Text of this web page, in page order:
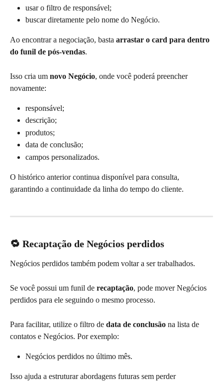
usar o filtro de responsável;
buscar diretamente pelo nome do Negócio.
Ao encontrar a negociação, basta arrastar o card para dentro
do funil de pós-vendas.
Isso cria um novo Negócio, onde você poderá preencher
novamente:
responsável;
descrição;
produtos;
data de conclusão;
campos personalizados.
O histórico anterior continua disponível para consulta,
garantindo a continuidade da linha do tempo do cliente.
🔁 Recaptação de Negócios perdidos
Negócios perdidos também podem voltar a ser trabalhados.
Se você possui um funil de recaptação, pode mover Negócios
perdidos para ele seguindo o mesmo processo.
Para facilitar, utilize o filtro de data de conclusão na lista de
contatos e Negócios. Por exemplo:
Negócios perdidos no último mês.
Isso ajuda a estruturar abordagens futuras sem perder